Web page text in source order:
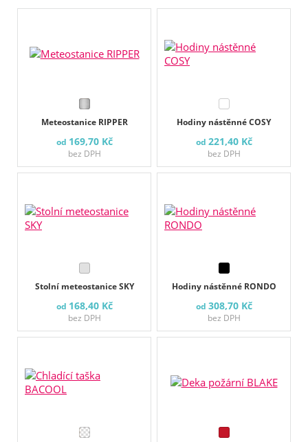
Meteostanice RIPPER
od 169,70 Kč
bez DPH
Hodiny nástěnné COSY
od 221,40 Kč
bez DPH
Stolní meteostanice SKY
od 168,40 Kč
bez DPH
Hodiny nástěnné RONDO
od 308,70 Kč
bez DPH